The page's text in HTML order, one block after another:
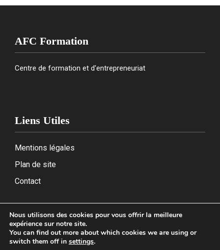
AFC Formation
Centre de formation et d'entrepreneuriat
Liens Utiles
Mentions légales
Plan de site
Contact
2026
Nous utilisons des cookies pour vous offrir la meilleure
expérience sur notre site.
You can find out more about which cookies we are using or
switch them off in settings.